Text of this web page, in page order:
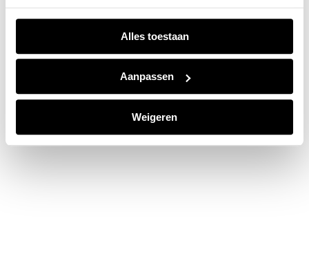
Alles toestaan
Aanpassen
Weigeren